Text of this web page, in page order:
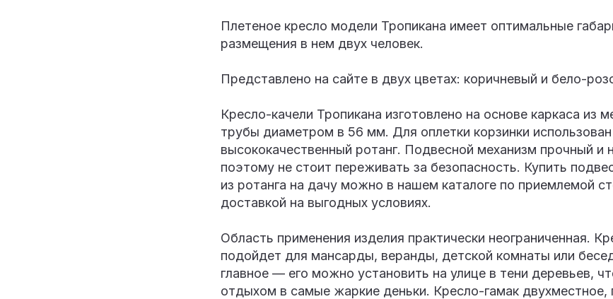
Плетеное кресло модели Тропикана имеет оптимальные
размещения в нем двух человек.
Представлено на сайте в двух цветах: коричневый и бело-
Кресло-качели Тропикана изготовлено на основе каркаса из
трубы диаметром в 56 мм. Для оплетки корзинки использован
высококачественный ротанг. Подвесной механизм прочный и
поэтому не стоит переживать за безопасность. Купить
из ротанга на дачу можно в нашем каталоге по приемлемой
доставкой на выгодных условиях.
Область применения изделия практически неограниченная.
подойдет для мансарды, веранды, детской комнаты или
главное — его можно установить на улице в тени деревьев,
отдыхом в самые жаркие деньки. Кресло-гамак двухместное,